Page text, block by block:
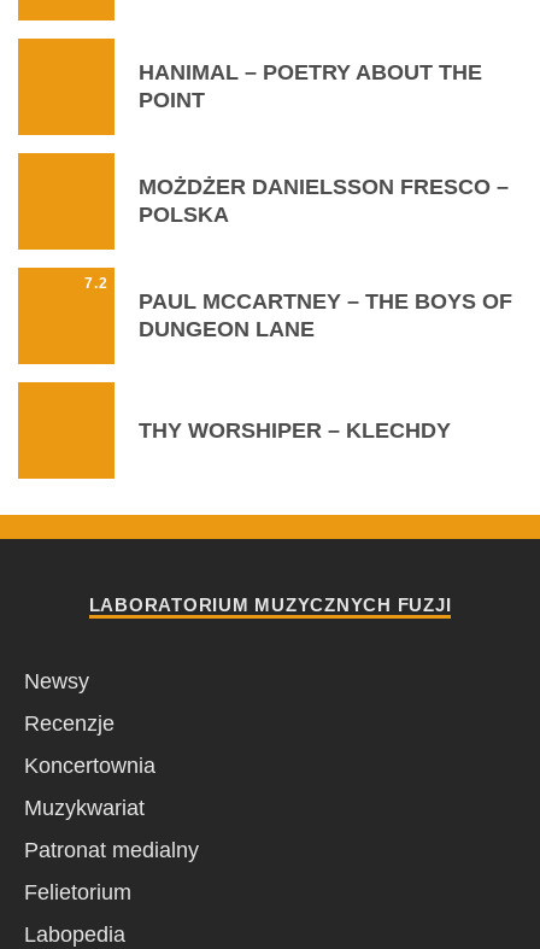
HANIMAL – POETRY ABOUT THE
POINT
MOŻDŻER DANIELSSON FRESCO –
POLSKA
7.2
PAUL MCCARTNEY – THE BOYS OF
DUNGEON LANE
THY WORSHIPER – KLECHDY
LABORATORIUM MUZYCZNYCH FUZJI
Newsy
Recenzje
Koncertownia
Muzykwariat
Patronat medialny
Felietorium
Labopedia